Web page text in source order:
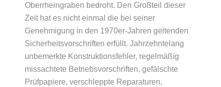
Oberrheingraben bedroht. Den Großteil dieser
Zeit hat es nicht einmal die bei seiner
Genehmigung in den 1970er-Jahren geltenden
Sicherheitsvorschriften erfüllt. Jahrzehntelang
unbemerkte Konstruktionsfehler, regelmäßig
missachtete Betriebsvorschriften, gefälschte
Prüfpapiere, verschleppte Reparaturen,